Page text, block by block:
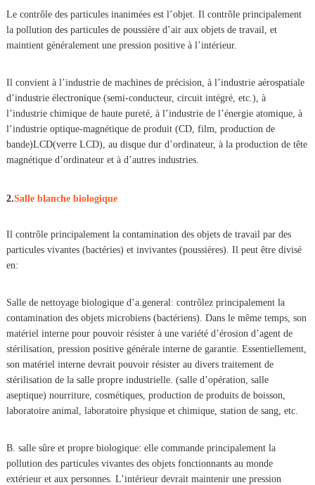
Le contrôle des particules inanimées est l’objet. Il contrôle principalement
la pollution des particules de poussière d’air aux objets de travail, et
maintient généralement une pression positive à l’intérieur.
Il convient à l’industrie de machines de précision, à l’industrie aérospatiale
d’industrie électronique (semi-conducteur, circuit intégré, etc.), à
l’industrie chimique de haute pureté, à l’industrie de l’énergie atomique, à
l’industrie optique-magnétique de produit (CD, film, production de
bande)LCD(verre LCD), au disque dur d’ordinateur, à la production de tête
magnétique d’ordinateur et à d’autres industries.
2.Salle blanche biologique
Il contrôle principalement la contamination des objets de travail par des
particules vivantes (bactéries) et invivantes (poussières). Il peut être divisé
en:
Salle de nettoyage biologique d’a.general: contrôlez principalement la
contamination des objets microbiens (bactériens). Dans le même temps, son
matériel interne pour pouvoir résister à une variété d’érosion d’agent de
stérilisation, pression positive générale interne de garantie. Essentiellement,
son matériel interne devrait pouvoir résister au divers traitement de
stérilisation de la salle propre industrielle. (salle d’opération, salle
aseptique) nourriture, cosmétiques, production de produits de boisson,
laboratoire animal, laboratoire physique et chimique, station de sang, etc.
B. salle sûre et propre biologique: elle commande principalement la
pollution des particules vivantes des objets fonctionnants au monde
extérieur et aux personnes. L’intérieur devrait maintenir une pression